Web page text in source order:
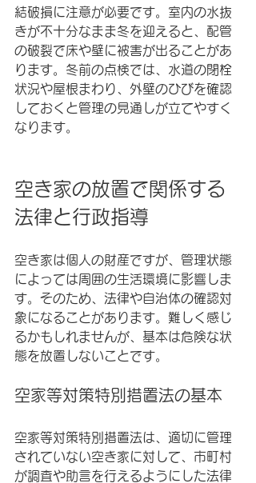
結破損に注意が必要です。室内の水抜
きが不十分なまま冬を迎えると、配管
の破裂で床や壁に被害が出ることがあ
ります。冬前の点検では、水道の閉栓
状況や屋根まわり、外壁のひびを確認
しておくと管理の見通しが立てやすく
なります。
空き家の放置で関係する
法律と行政指導
空き家は個人の財産ですが、管理状態
によっては周囲の生活環境に影響しま
す。そのため、法律や自治体の確認対
象になることがあります。難しく感じ
るかもしれませんが、基本は危険な状
態を放置しないことです。
空家等対策特別措置法の基本
空家等対策特別措置法は、適切に管理
されていない空き家に対して、市町村
が調査や助言を行えるようにした法律